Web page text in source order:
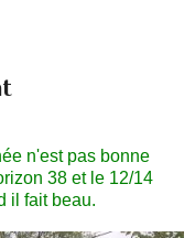
n'est pas bonne
38 et le 12/14
il fait beau.